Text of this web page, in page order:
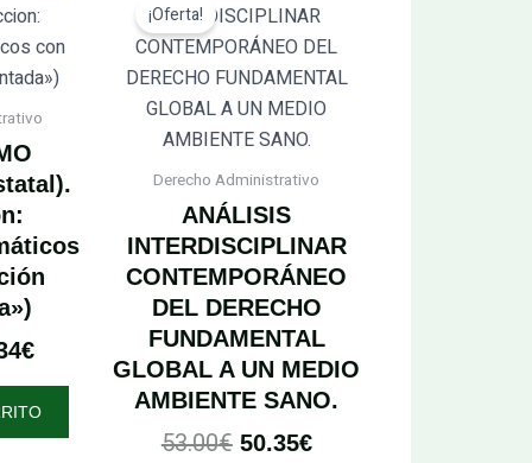
€
precio
actual
es:
¡Oferta!
Derecho Administrativo
ANÁLISIS
INTERDISCIPLINAR
CONTEMPORÁNEO
DEL DERECHO
FUNDAMENTAL
GLOBAL A UN MEDIO
AMBIENTE SANO.
53.00€
precio
original
era:
53.00€.
50.35€
precio
actual
es:
50.35€.